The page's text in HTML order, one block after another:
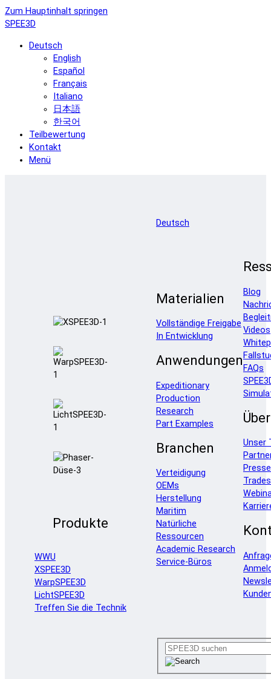
Zum Hauptinhalt springen
SPEE3D
Deutsch
English
Español
Français
Italiano
日本語
한국어
Teilbewertung
Kontakt
Menü
Produkte
WWU
XSPEE3D
WarpSPEE3D
LichtSPEE3D
Treffen Sie die Technik
Deutsch
Materialien
Vollständige Freigabe
In Entwicklung
Anwendungen
Expeditionary
Production
Research
Part Examples
Branchen
Verteidigung
OEMs
Herstellung
Maritim
Natürliche
Ressourcen
Academic Research
Service-Büros
Blog
Videos
FAQs
Über
Unser